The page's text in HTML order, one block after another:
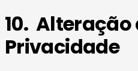
10.
Privacidade